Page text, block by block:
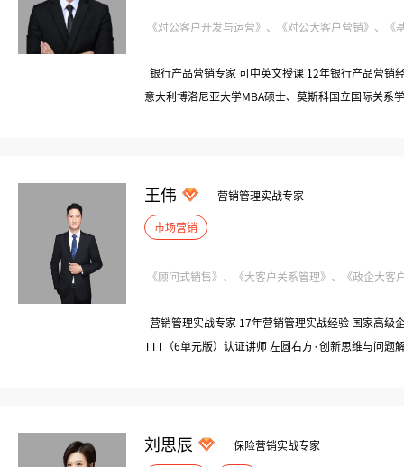
《对公客户开发与运营》、《对公大客户营销》、《
银行产品营销专家 可中英文授课 12年银行产品营销
意大利博洛尼亚大学MBA硕士、莫斯科国立国际关系
王伟 营销管理实战专家
市场营销
《顾问式销售》、《大客户关系管理》、《政企大客
营销管理实战专家 17年营销管理实战经验 国家高级
TTT（6单元版）认证讲师 左圆右方·创新思维与问题
刘思辰 保险营销实战专家